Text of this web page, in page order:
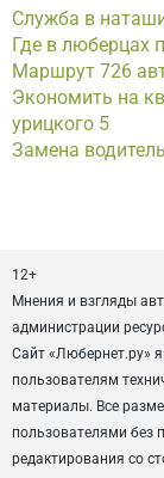
Служба в
Где в люберцах
Маршрут 726
Экономить на
урицкого 5
Замена
12+
Мнения и взгляды
администрации
Сайт «Любернет.ру»
пользователям
материалы. Все
пользователями без
редактирования со